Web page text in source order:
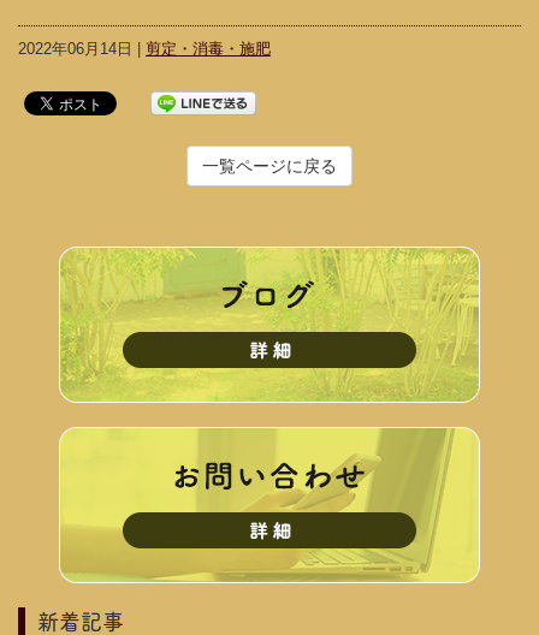
2022年06月14日 | 剪定・消毒・施肥
一覧ページに戻る
新着記事